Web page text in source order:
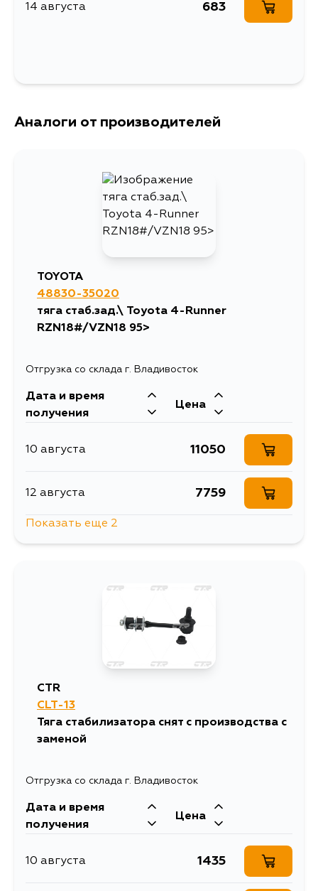
KZJ90R, KZJ95R, VZJ90L, VZJ95R,
14 августа 683
Аналоги от производителей
TOYOTA
48830-35020
тяга стаб.зад.\ Toyota 4-Runner
RZN18#/VZN18 95>
Отгрузка со склада г. Владивосток
Дата и время
получения
Цена
10 августа 11050
12 августа 7759
Показать еще 2
CTR
CLT-13
Тяга стабилизатора снят с производства с
заменой
Отгрузка со склада г. Владивосток
Дата и время
получения
Цена
10 августа 1435